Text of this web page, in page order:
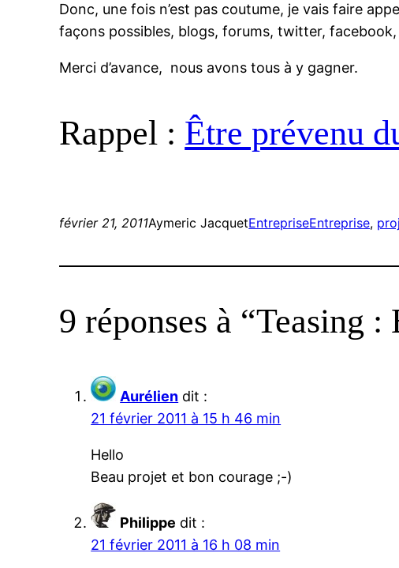
Donc, une fois n’est pas coutume, je vais faire
façons possibles, blogs, forums, twitter,
Merci d’avance, nous avons tous à y gagner.
Rappel : Être prévenu
février 21, 2011Aymeric JacquetEntrepriseEntreprise,
9 réponses à “Teasing :
Aurélien dit :
21 février 2011 à 15 h 46 min
Hello
Beau projet et bon courage ;-)
Philippe dit :
21 février 2011 à 16 h 08 min